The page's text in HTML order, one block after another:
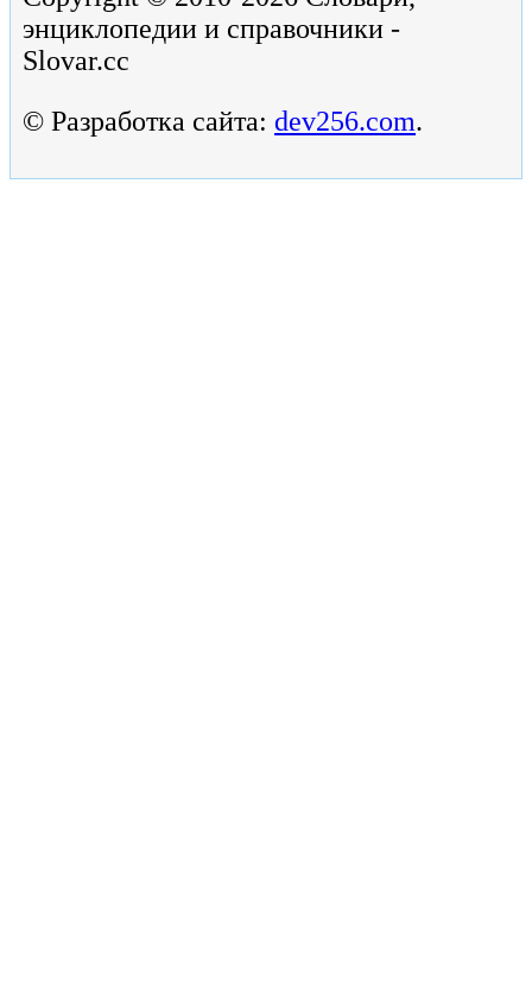
энциклопедии и справочники -
Slovar.cc
© Разработка сайта: dev256.com.